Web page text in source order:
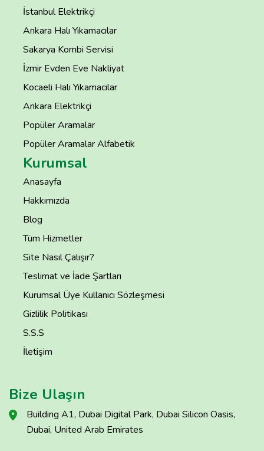
İstanbul Elektrikçi
Ankara Halı Yıkamacılar
Sakarya Kombi Servisi
İzmir Evden Eve Nakliyat
Kocaeli Halı Yıkamacılar
Ankara Elektrikçi
Popüler Aramalar
Popüler Aramalar Alfabetik
Kurumsal
Anasayfa
Hakkımızda
Blog
Tüm Hizmetler
Site Nasıl Çalışır?
Teslimat ve İade Şartları
Kurumsal Üye Kullanıcı Sözleşmesi
Gizlilik Politikası
S.S.S
İletişim
Bize Ulaşın
Building A1, Dubai Digital Park, Dubai Silicon Oasis,
Dubai, United Arab Emirates